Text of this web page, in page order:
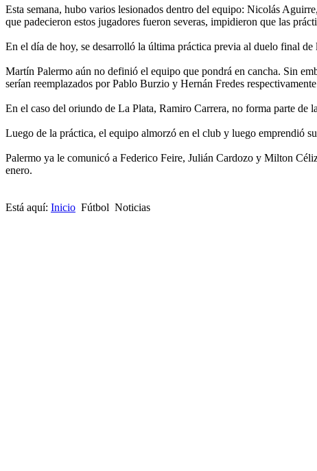
Esta semana, hubo varios lesionados dentro del equipo: Nicolás
que padecieron estos jugadores fueron severas, impidieron que las
En el día de hoy, se desarrolló la última práctica previa al duelo final
Martín Palermo aún no definió el equipo que pondrá en cancha. Sin
serían reemplazados por Pablo Burzio y Hernán Fredes
En el caso del oriundo de La Plata, Ramiro Carrera, no forma parte
Luego de la práctica, el equipo almorzó en el club y luego emprendió
Palermo ya le comunicó a Federico Feire, Julián Cardozo y Milton
enero.
Está aquí: Inicio Fútbol Noticias